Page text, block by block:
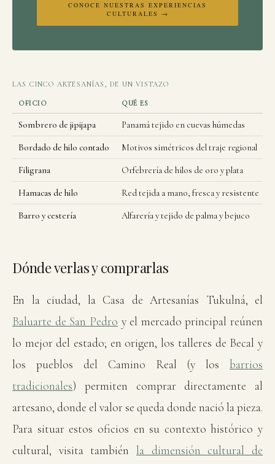
CONOCE NUESTRAS EXPERIENCIAS
CULTURALES →
LAS CINCO ARTESANÍAS, DE UN VISTAZO
OFICIO QUÉ ES
Sombrero de jipijapa Panamá tejido en cuevas húmedas
Bordado de hilo contado Motivos simétricos del traje regional
Filigrana Orfebrería de hilos de oro y plata
Hamacas de hilo Red tejida a mano, fresca y resistente
Barro y cestería Alfarería y tejido de palma y bejuco
Dónde verlas y comprarlas
En la ciudad, la Casa de Artesanías Tukulná, el
Baluarte de San Pedro y el mercado principal reúnen
lo mejor del estado; en origen, los talleres de Becal y
los pueblos del Camino Real (y los barrios
tradicionales) permiten comprar directamente al
artesano, donde el valor se queda donde nació la pieza.
Para situar estos oficios en su contexto histórico y
cultural, visita también la dimensión cultural de